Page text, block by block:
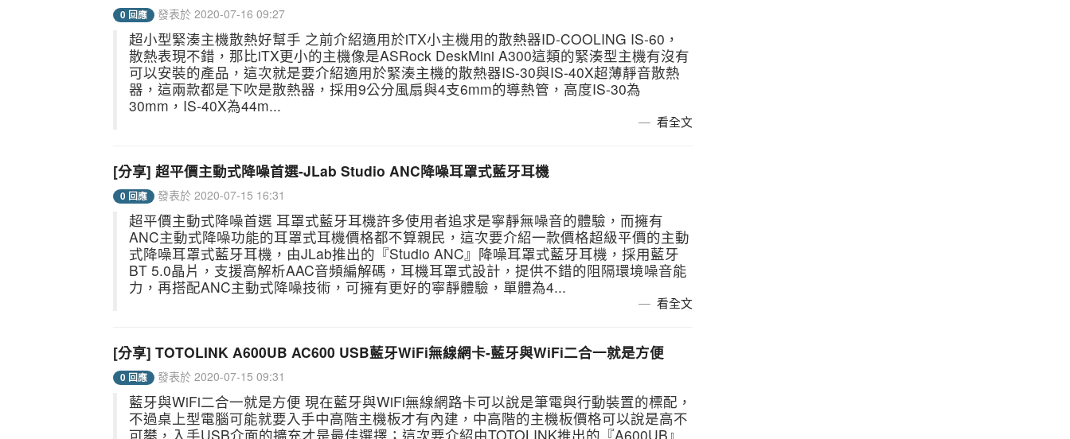
0 回應 發表於 2020-07-16 09:27
超小型緊湊主機散熱好幫手 之前介紹適用於iTX小主機用的散熱器ID-COOLING IS-60，
散熱表現不錯，那比iTX更小的主機像是ASRock DeskMini A300這類的緊湊型主機有沒有
可以安裝的產品，這次就是要介紹適用於緊湊主機的散熱器IS-30與IS-40X超薄靜音散熱
器，這兩款都是下吹是散熱器，採用9公分風扇與4支6mm的導熱管，高度IS-30為
30mm，IS-40X為44m...
看全文
[分享] 超平價主動式降噪首選-JLab Studio ANC降噪耳罩式藍牙耳機
0 回應 發表於 2020-07-15 16:31
超平價主動式降噪首選 耳罩式藍牙耳機許多使用者追求是寧靜無噪音的體驗，而擁有
ANC主動式降噪功能的耳罩式耳機價格都不算親民，這次要介紹一款價格超級平價的主動
式降噪耳罩式藍牙耳機，由JLab推出的『Studio ANC』降噪耳罩式藍牙耳機，採用藍牙
BT 5.0晶片，支援高解析AAC音頻編解碼，耳機耳罩式設計，提供不錯的阻隔環境噪音能
力，再搭配ANC主動式降噪技術，可擁有更好的寧靜體驗，單體為4...
看全文
[分享] TOTOLINK A600UB AC600 USB藍牙WiFi無線網卡-藍牙與WiFi二合一就是方便
0 回應 發表於 2020-07-15 09:31
藍牙與WiFi二合一就是方便 現在藍牙與WiFi無線網路卡可以說是筆電與行動裝置的標配，
不過桌上型電腦可能就要入手中高階主機板才有內建，中高階的主機板價格可以說是高不
可攀，入手USB介面的擴充才是最佳選擇；這次要介紹由TOTOLINK推出的『A600UB』